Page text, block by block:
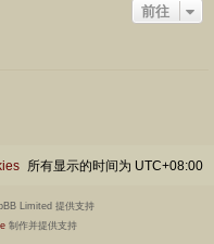
前往
所有显示的时间为 UTC+08:00
Limited 提供支持
制作并提供支持